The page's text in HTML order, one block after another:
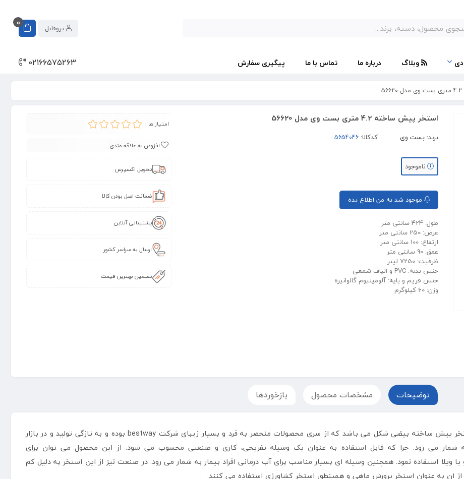
0
وبلاگ درباره ما تماس با ما پیگیری سفارش 02166575263
استخر پیش ساخته 4.2 متری بست وی مدل 56620
برند:بست وی کدکالا:
ناموجود
موجود شد به من اطلاع بده
طول: 424 سانتی متر
عرض: 250 سانتی متر
ارتفاع: 100 سانتی متر
عمق: 90 سانتی متر
ظرفیت: 7250 لیتر
جنس بدنه: PVC و الیاف شمعی
جنس فریم و پایه: آلومینیوم گالوانیزه
وزن: 60 کیلوگرم
امتیاز ها :
افزودن به علاقه مندی
تحویل اکسپرس
ضمانت اصل بودن کالا
پشتیبانی آنلاین
ارسال به سراسر کشور
تضمین بهترین قیمت
توضیحات مشخصات محصول بازخوردها
4.2 متری بست وی مدل 56620 یک استخر پیش ساخته بیضی شکل می باشد که از سری محصولات منحصر به فرد و بسیار زیبای شرکت bestway بوده و به تازگی تولید و در بازار
شمار می رود. چرا که قابل استفاده به عنوان یک وسیله تفریحی، کاری و صنعتی محسوب می شود. از این محصول می توان برای
ویلا استفاده نمود. همچنین وسیله ای بسیار مناسب برای آب درمانی افراد بیمار به شمار می رود. در صنعت نیز از این استخر به دلیل کم
ان به عنوان استخر پرورش ماهی و همینطور استخر کشاورزی استفاده می کنند.